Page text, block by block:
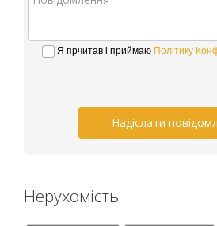
Я прчитав і приймаю Політику
Надіслати
Нерухомість